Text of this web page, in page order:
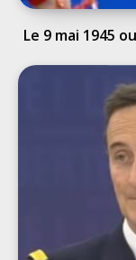
Le 9 mai 1945